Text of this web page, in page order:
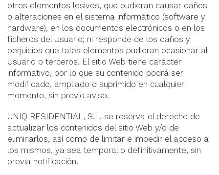
otros elementos lesivos, que pudieran causar daños
o alteraciones en el sistema informático (software y
hardware), en los documentos electrónicos o en los
ficheros del Usuario; ni responde de los daños y
perjuicios que tales elementos pudieran ocasionar al
Usuario o terceros. El sitio Web tiene carácter
informativo, por lo que su contenido podrá ser
modificado, ampliado o suprimido en cualquier
momento, sin previo aviso.
UNIQ RESIDENTIAL, S.L. se reserva el derecho de
actualizar los contenidos del sitio Web y/o de
eliminarlos, así como de limitar e impedir el acceso a
los mismos, ya sea temporal o definitivamente, sin
previa notificación.